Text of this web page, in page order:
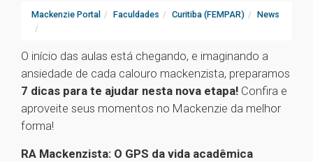
Mackenzie Portal Faculdades Curitiba (FEMPAR) News
O início das aulas está chegando, e imaginando a
ansiedade de cada calouro mackenzista, preparamos
7 dicas para te ajudar nesta nova etapa! Confira e
aproveite seus momentos no Mackenzie da melhor
forma!
RA Mackenzista: O GPS da vida acadêmica